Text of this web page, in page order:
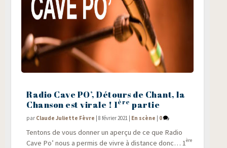
Radio Cave PO’, Détours de Chant, la
Chanson est virale ! 1ère partie
par Claude Juliette Fèvre |8 février 2021 | En scène | 0
Ten­tons de vous don­ner un aper­çu de ce que Radio
Cave Po’ nous a per­mis de vivre à dis­tance donc… 1ère